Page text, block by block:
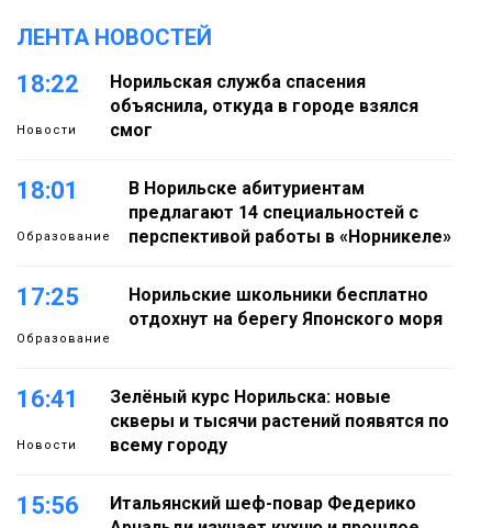
ЛЕНТА НОВОСТЕЙ
18:22
Новости
Норильская служба спасения
объяснила, откуда в городе взялся
смог
18:01
Образование
В Норильске абитуриентам
предлагают 14 специальностей с
перспективой работы в «Норникеле»
17:25
Образование
Норильские школьники бесплатно
отдохнут на берегу Японского моря
16:41
Новости
Зелёный курс Норильска: новые
скверы и тысячи растений появятся по
всему городу
15:56
Итальянский шеф-повар Федерико